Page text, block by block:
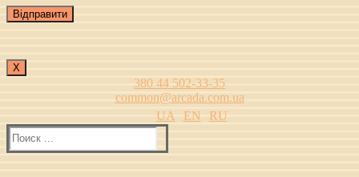
Х
380 44 502-33-35
common@arcada.com.ua
UA
EN
RU
Найти: